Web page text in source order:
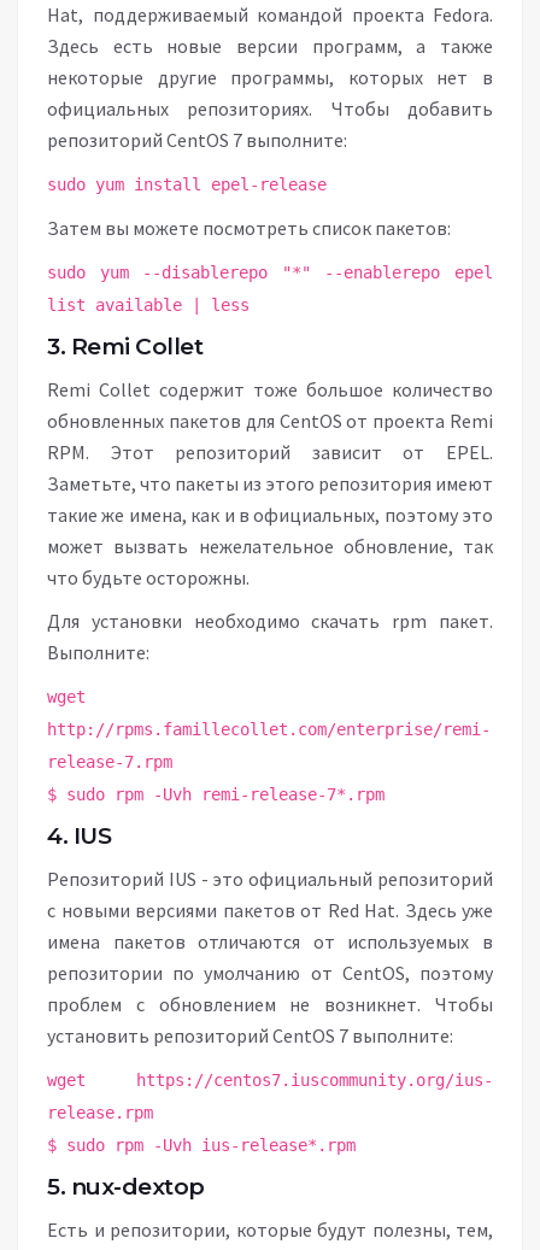
Hat, поддерживаемый командой проекта Fedora.
Здесь есть новые версии программ, а также
некоторые другие программы, которых нет в
официальных репозиториях. Чтобы добавить
репозиторий CentOS 7 выполните:
sudo yum install epel-release
Затем вы можете посмотреть список пакетов:
sudo yum --disablerepo "*" --enablerepo epel
list available | less
3. Remi Collet
Remi Collet содержит тоже большое количество
обновленных пакетов для CentOS от проекта Remi
RPM. Этот репозиторий зависит от EPEL.
Заметьте, что пакеты из этого репозитория имеют
такие же имена, как и в официальных, поэтому это
может вызвать нежелательное обновление, так
что будьте осторожны.
Для установки необходимо скачать rpm пакет.
Выполните:
wget
http://rpms.famillecollet.com/enterprise/remi-
release-7.rpm
$ sudo rpm -Uvh remi-release-7*.rpm
4. IUS
Репозиторий IUS - это официальный репозиторий
с новыми версиями пакетов от Red Hat. Здесь уже
имена пакетов отличаются от используемых в
репозитории по умолчанию от CentOS, поэтому
проблем с обновлением не возникнет. Чтобы
установить репозиторий CentOS 7 выполните:
wget https://centos7.iuscommunity.org/ius-
release.rpm
$ sudo rpm -Uvh ius-release*.rpm
5. nux-dextop
Есть и репозитории, которые будут полезны, тем,